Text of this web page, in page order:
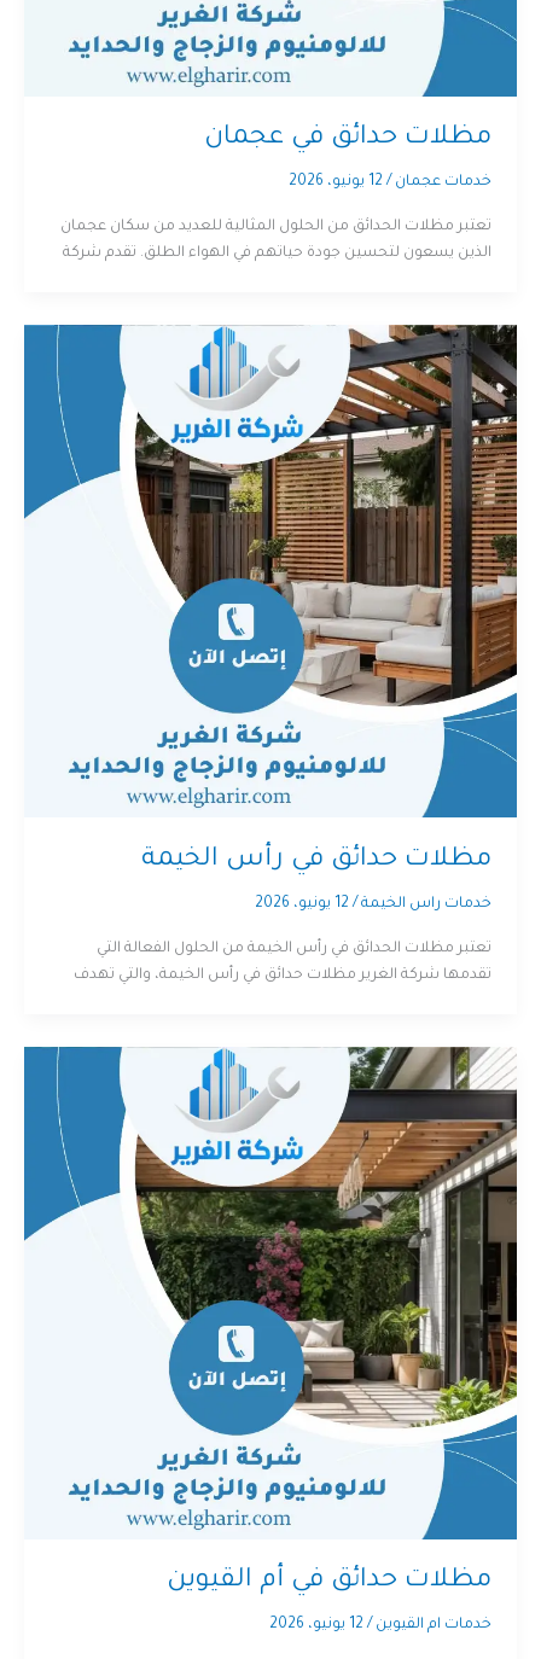
مظلات حدائق في عجمان
خدمات عجمان / 12 يونيو، 2026
تعتبر مظلات الحدائق من الحلول المثالية للعديد من سكان عجمان
الذين يسعون لتحسين جودة حياتهم في الهواء الطلق. تقدم شركة
مظلات حدائق في رأس الخيمة
خدمات راس الخيمة/ 12 يونيو، 2026
تعتبر مظلات الحدائق في رأس الخيمة من الحلول الفعالة التي
تقدمها شركة الغرير مظلات حدائق في رأس الخيمة، والتي تهدف
مظلات حدائق في أم القيوين
خدمات ام القيوين / 12 يونيو، 2026